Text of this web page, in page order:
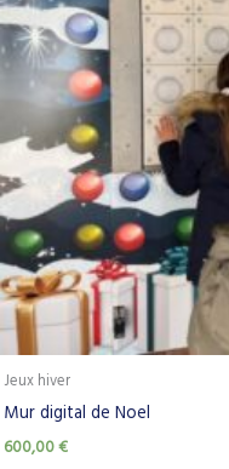
Jeux hiver
Mur digital de Noel
600,00€